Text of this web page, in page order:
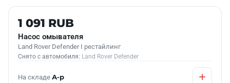
Б/У В НАЛИЧИИ
1 091 RUB
Насос омывателя
Land Rover Defender I рестайлинг
Снято с автомобиля: Land Rover Defender
На складе А-р